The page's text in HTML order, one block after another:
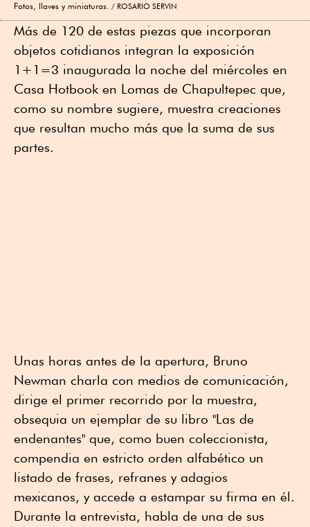
Fotos, llaves y miniaturas. ROSARIO SERVIN
Más de 120 de estas piezas que incorporan
objetos cotidianos integran la exposición
1+1=3 inaugurada la noche del miércoles en
Casa Hotbook en Lomas de Chapultepec que,
como su nombre sugiere, muestra creaciones
que resultan mucho más que la suma de sus
partes.
Unas horas antes de la apertura, Bruno
Newman charla con medios de comunicación,
dirige el primer recorrido por la muestra,
obsequia un ejemplar de su libro "Las de
endenantes" que, como buen coleccionista,
compendia en estricto orden alfabético un
listado de frases, refranes y adagios
mexicanos, y accede a estampar su firma en él.
Durante la entrevista, habla de una de sus